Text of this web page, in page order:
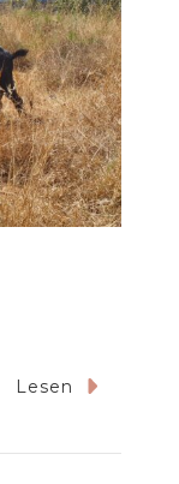
Lesen